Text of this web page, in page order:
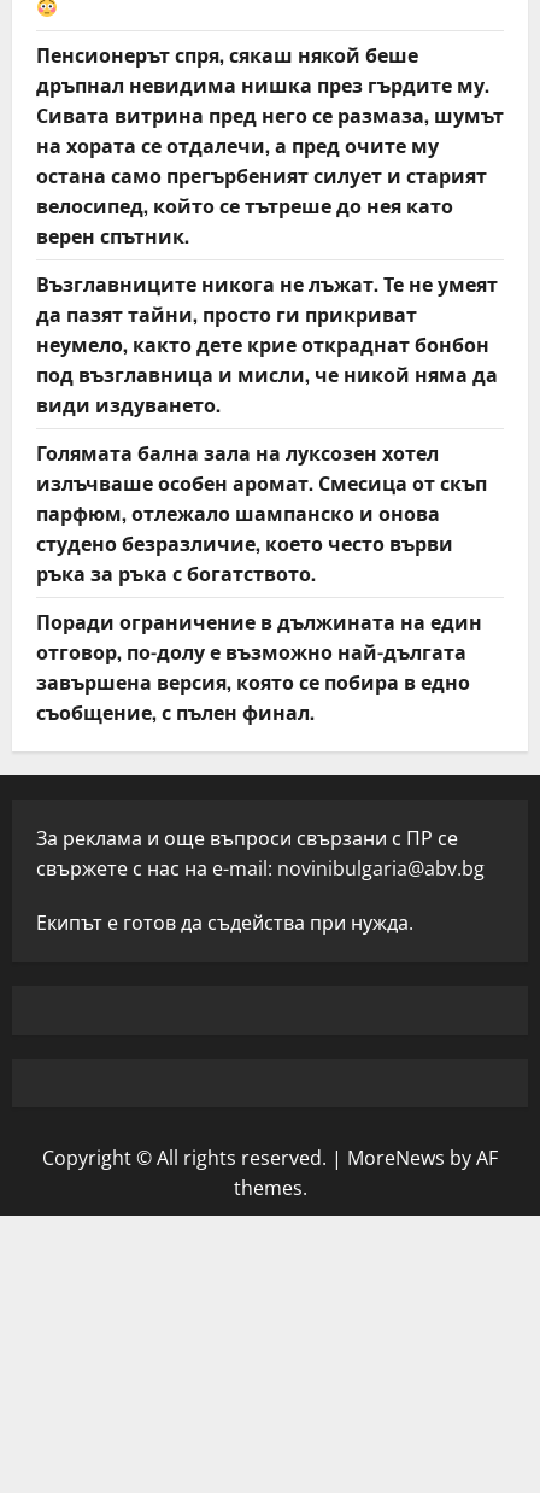
Пенсионерът спря, сякаш някой беше
дръпнал невидима нишка през гърдите му.
Сивата витрина пред него се размаза, шумът
на хората се отдалечи, а пред очите му
остана само прегърбеният силует и старият
велосипед, който се тътреше до нея като
верен спътник.
Възглавниците никога не лъжат. Те не умеят
да пазят тайни, просто ги прикриват
неумело, както дете крие откраднат бонбон
под възглавница и мисли, че никой няма да
види издуването.
Голямата бална зала на луксозен хотел
излъчваше особен аромат. Смесица от скъп
парфюм, отлежало шампанско и онова
студено безразличие, което често върви
ръка за ръка с богатството.
Поради ограничение в дължината на един
отговор, по-долу е възможно най-дългата
завършена версия, която се побира в едно
съобщение, с пълен финал.
За реклама и още въпроси свързани с ПР се
свържете с нас на e-mail: novinibulgaria@abv.bg
Екипът е готов да съдейства при нужда.
Copyright © All rights reserved. | MoreNews by AF
themes.